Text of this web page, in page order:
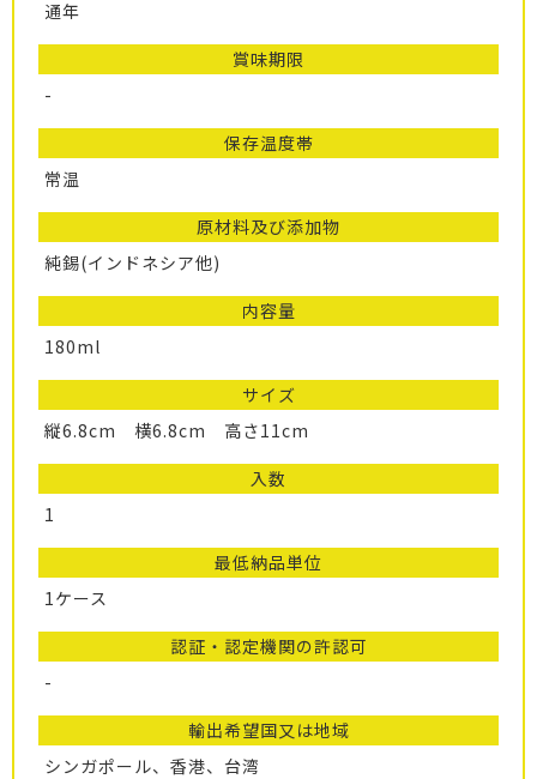
通年
賞味期限
-
保存温度帯
常温
原材料及び添加物
純錫(インドネシア他)
内容量
180ml
サイズ
縦6.8cm 横6.8cm 高さ11cm
入数
1
最低納品単位
1ケース
認証・認定機関の許認可
-
輸出希望国又は地域
シンガポール、香港、台湾